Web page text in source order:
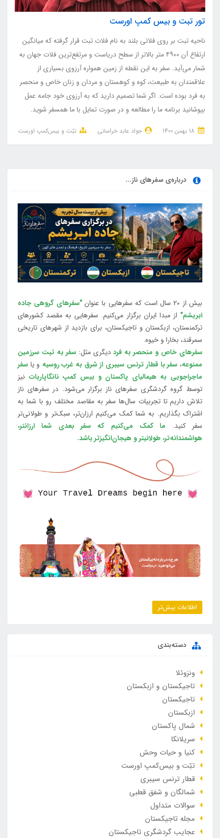
تور تبت و بیس کمپ اورست
ناحیه تبت بر روی فلاتی بلند به نام فلات تبت قرار گرفته که میانگین
ارتفاع آن ۴۹۰۰ متر بالاتر از سطح دریاست و مرتفع‌ترین فلات جهان به
شمار می‌آید. سفر به این نقطه از زمین همواره آرزوی بسیاری از
علاقمندان به طبیعت، کوه و کوهستان و مردان و زنان خاص و منحصر
به فرد بوده است. اگر شما تصمیم دارید که به آرزوی خود جامه عمل
بپوشانید برنامه ما را مطالعه و در صورت تمایل با ما همسفر شوید.
جواد عابد خراسانی تبّت و بیس‌کمپ اورست
درباره‌ی سفرهای ناز...
بیش از 20 سال است که سفرهایی با عنوان
"سفرهای گروهی جاده
ابریشم" از مبدا ایران برگزار می‌کنیم. سفرهایی به مقصد کشورهای
ترکمنستان، ازبکستان و تاجیکستان، برای بازدید از شهرهای تاریخی
سمرقند، بخارا و خیوه.
سفرهای خاص و منحصر به فرددیگری مثل:سفر به تبت سرزمین
ممنوعه، سفر با قطار ترنس سیبری از شرق به غرب روسیه و یا سفر
ماجراجویی به هیمالیای پاکستان و بیس کمپ نانگاپاربات نیز
توسط گروه گردشگری سفرهای ناز برگزار می‌شود. در سفرهای ناز
تلاش داریم تا تجربیات سال‌ها سفر به مقاصد مختلف رو با شما به
اشتراک بگذاریم. به شما کمک می‌کنیم ارزان‌تر، سبک‌تر و طولانی‌تر
سفر کنید. ما کمک می‌کنیم که سفر بعدی شما ارزانتر،
هواشمندانه‌تر، طولانی‎تر و هیجان‌انگیزتر باشد.
اطلاعات بیش‌تر
دسته‌بندی
ونزوئلا
تاجیکستان و ازبکستان
تاجیکستان
ازبکستان
شمال پاکستان
سریلانکا
کنیا و حیات وحش
تبّت و بیس‌کمپ اورست
قطار ترنس سیبری
شمالگان و شفق قطبی
سوالات متداول
مجله تاجیکستان
عجایب گردشگری تاجیکستان